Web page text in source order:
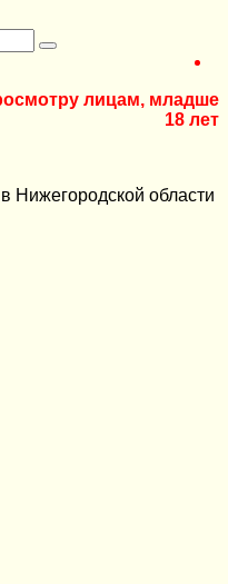
лицам, младше
18 лет
Нижегородской области